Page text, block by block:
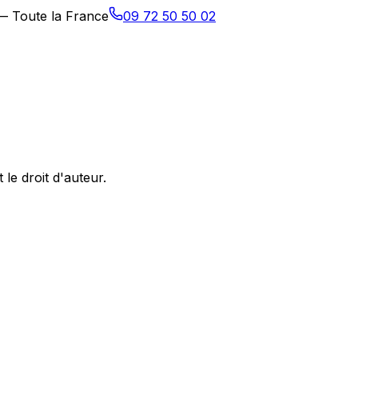
Toute la France 09 72 50 50 02
le droit d'auteur.